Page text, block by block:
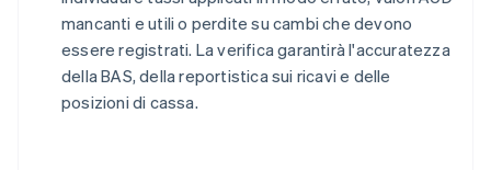
mancanti e utili o perdite su cambi che devono
essere registrati. La verifica garantirà l'accuratezza
della BAS, della reportistica sui ricavi e delle
posizioni di cassa.